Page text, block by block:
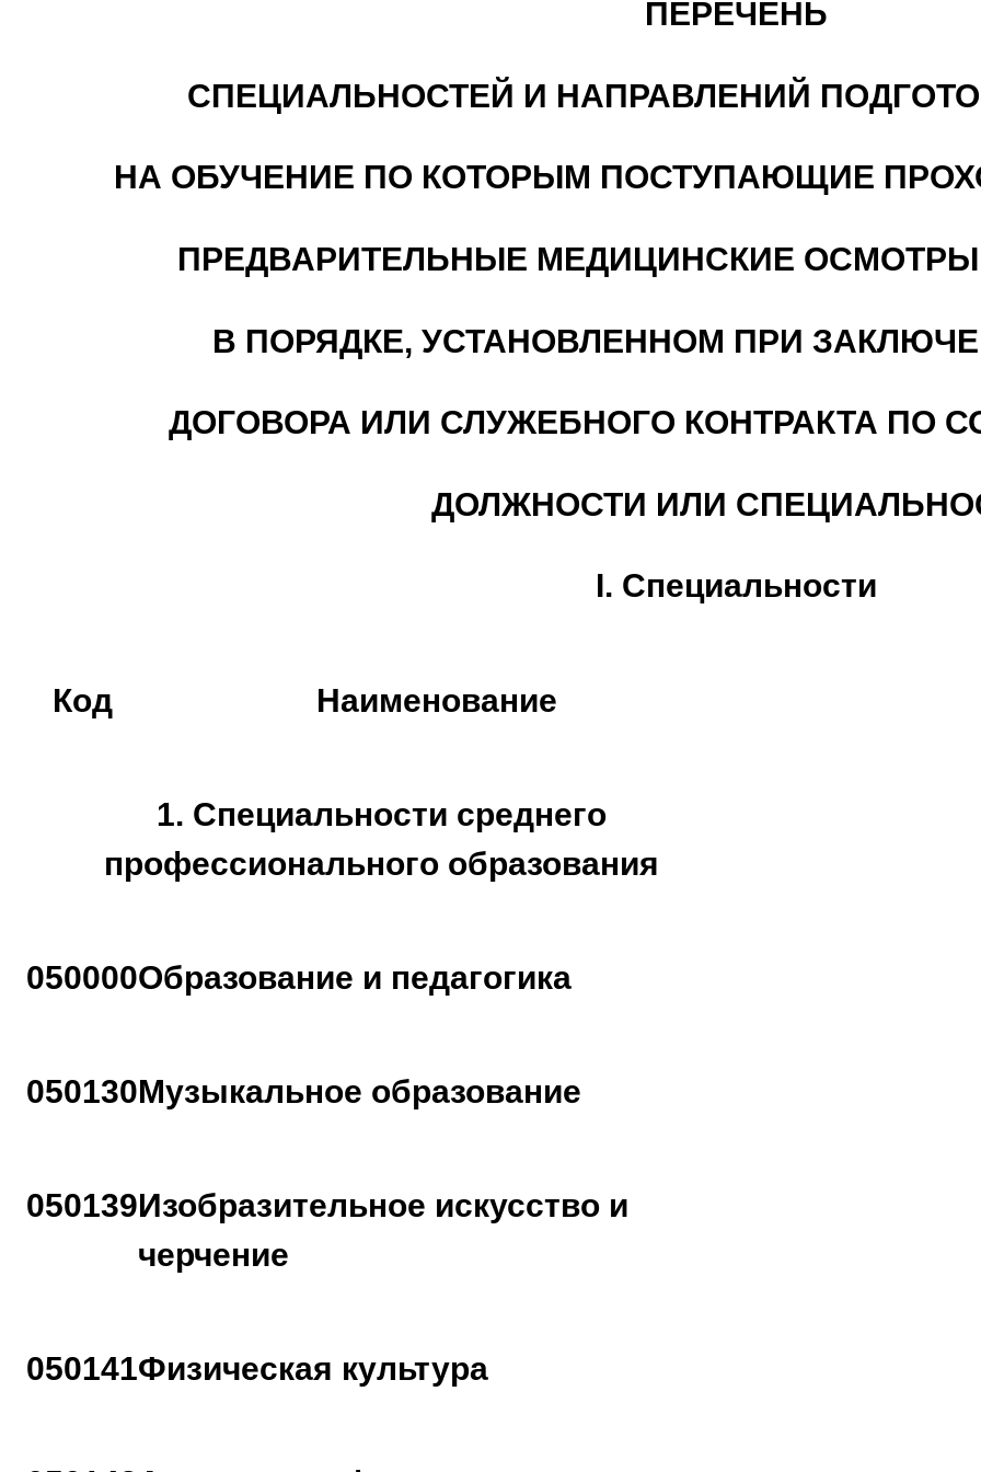
ПЕРЕЧЕНЬ
СПЕЦИАЛЬНОСТЕЙ И НАПРАВЛЕНИЙ
НА ОБУЧЕНИЕ ПО КОТОРЫМ ПОСТУПАЮЩИЕ
ПРЕДВАРИТЕЛЬНЫЕ МЕДИЦИНСКИЕ
В ПОРЯДКЕ, УСТАНОВЛЕННОМ ПРИ
ДОГОВОРА ИЛИ СЛУЖЕБНОГО КОНТРАКТА ПО
ДОЛЖНОСТИ ИЛИ
I. Специальности
Код Наименование
1. Специальности среднего
профессионального образования
050000Образование и педагогика
050130Музыкальное образование
050139Изобразительное искусство и
черчение
050141Физическая культура